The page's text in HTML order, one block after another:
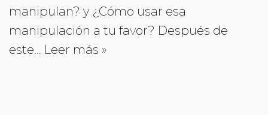
manipulan? y ¿Cómo usar esa
manipulación a tu favor? Después de
este… Leer más »